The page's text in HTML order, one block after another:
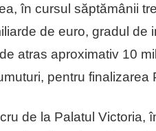
în cursul săptămânii
de euro, gradul de
atras aproximativ 10
pentru finalizarea
de la Palatul Victoria,